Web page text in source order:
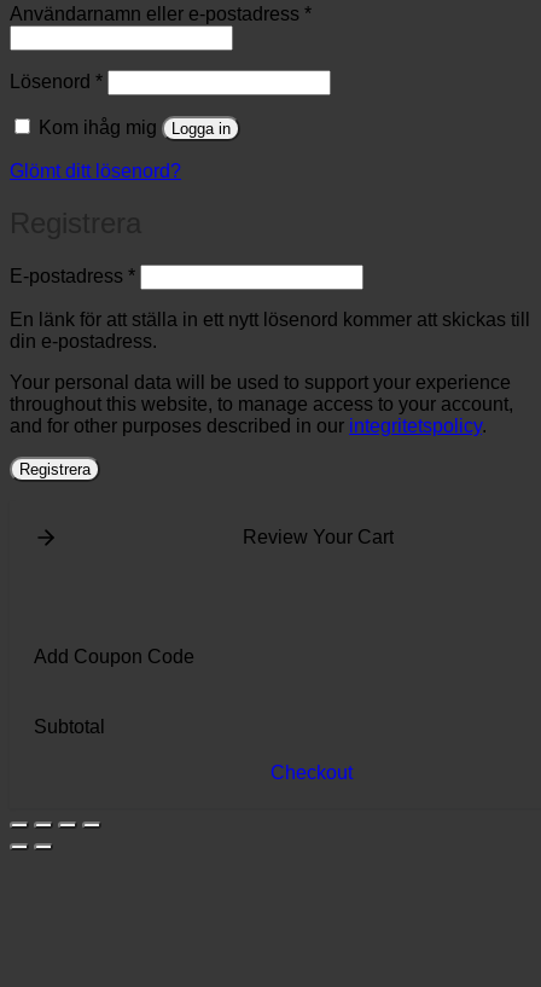
Användarnamn eller e-postadress *Obligatoriskt
Lösenord *Obligatoriskt
Kom ihåg mig Logga in
Glömt ditt lösenord?
E-postadress *Obligatoriskt
En länk för att ställa in ett nytt lösenord kommer att skickas till
din e-postadress.
Your personal data will be used to support your experience
throughout this website, to manage access to your account,
and for other purposes described in our integritetspolicy.
Registrera
Review Your Cart
Add Coupon Code
Subtotal
Checkout